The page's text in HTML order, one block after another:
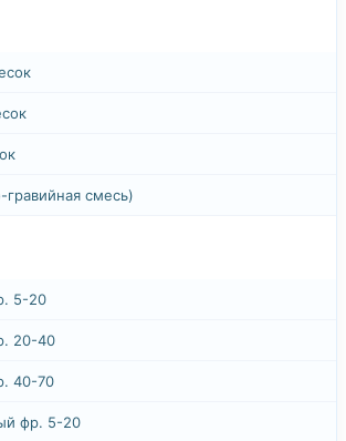
гравийная смесь)
5-20
20-40
40-70
фр. 5-20